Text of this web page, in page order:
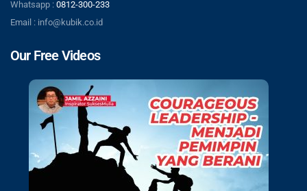
Whatsapp : 0812-300-233
Email : info@kubik.co.id
Our Free Videos